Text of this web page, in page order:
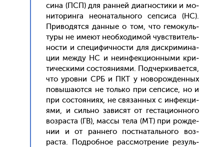
си­на (ПСП) для ран­ней ди­аг­ности­ки и мо­
нито­рин­га не­она­таль­но­го сеп­си­са (НС).
При­водят­ся дан­ные о том, что ге­мокуль­
ту­ры не име­ют не­об­хо­димой чувс­тви­тель­
нос­ти и спе­цифич­ности для дис­кри­мина­
ции меж­ду НС и не­ин­фекци­он­ны­ми кри­
тичес­ки­ми сос­то­яни­ями. Под­черки­ва­ет­ся,
что уров­ни СРБ и ПКТ у но­ворож­денных
по­выша­ют­ся не толь­ко при сеп­си­се, но и
при сос­то­яни­ях, не свя­зан­ных с ин­фекци­
ями, и силь­но за­висят от гес­та­ци­он­но­го
воз­раста (ГВ), мас­сы те­ла (МТ) при рож­де­
нии и от ран­не­го пос­тна­таль­но­го воз­
раста. Под­робное рас­смот­ре­ние ре­зуль­